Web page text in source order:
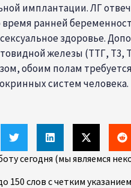
имплантации. ЛГ
ранней
здоровье.
железы (ТТГ, Т3,
обоим полам
систем человека.
сегодня (мы являемся
слов с четким